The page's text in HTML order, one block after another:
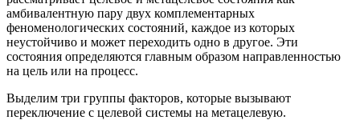
амбивалентную пару двух комплементарных
феноменологических состояний, каждое из которых
неустойчиво и может переходить одно в другое. Эти
состояния определяются главным образом направленностью
на цель или на процесс.
Выделим три группы факторов, которые вызывают
переключение с целевой системы на метацелевую.